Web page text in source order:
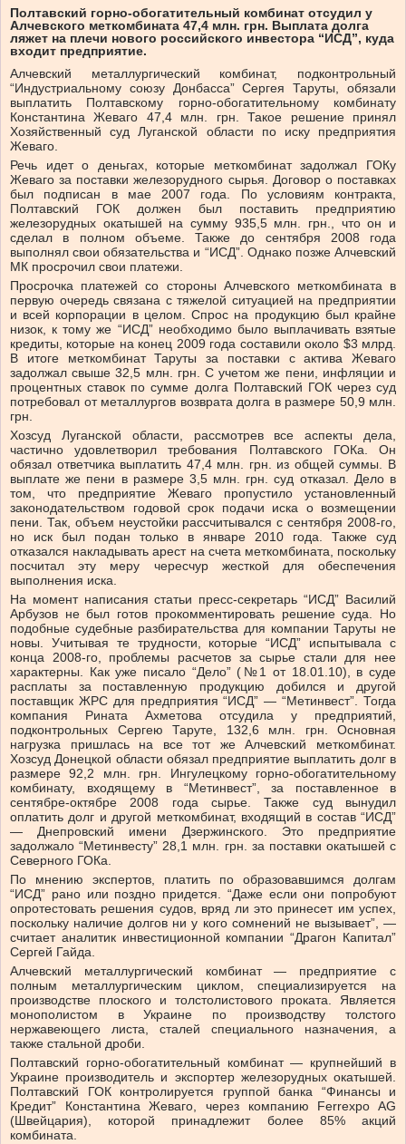
Полтавский горно-обогатительный комбинат отсудил у
Алчевского меткомбината 47,4 млн. грн. Выплата долга
ляжет на плечи нового российского инвестора “ИСД”, куда
входит предприятие.
Алчевский металлургический комбинат, подконтрольный
“Индустриальному союзу Донбасса” Сергея Таруты, обязали
выплатить Полтавскому горно-обогатительному комбинату
Константина Жеваго 47,4 млн. грн. Такое решение принял
Хозяйственный суд Луганской области по иску предприятия
Жеваго.
Речь идет о деньгах, которые меткомбинат задолжал ГОКу
Жеваго за поставки железорудного сырья. Договор о поставках
был подписан в мае 2007 года. По условиям контракта,
Полтавский ГОК должен был поставить предприятию
железорудных окатышей на сумму 935,5 млн. грн., что он и
сделал в полном объеме. Также до сентября 2008 года
выполнял свои обязательства и “ИСД”. Однако позже Алчевский
МК просрочил свои платежи.
Просрочка платежей со стороны Алчевского меткомбината в
первую очередь связана с тяжелой ситуацией на предприятии
и всей корпорации в целом. Спрос на продукцию был крайне
низок, к тому же “ИСД” необходимо было выплачивать взятые
кредиты, которые на конец 2009 года составили около $3 млрд.
В итоге меткомбинат Таруты за поставки с актива Жеваго
задолжал свыше 32,5 млн. грн. С учетом же пени, инфляции и
процентных ставок по сумме долга Полтавский ГОК через суд
потребовал от металлургов возврата долга в размере 50,9 млн.
грн.
Хозсуд Луганской области, рассмотрев все аспекты дела,
частично удовлетворил требования Полтавского ГОКа. Он
обязал ответчика выплатить 47,4 млн. грн. из общей суммы. В
выплате же пени в размере 3,5 млн. грн. суд отказал. Дело в
том, что предприятие Жеваго пропустило установленный
законодательством годовой срок подачи иска о возмещении
пени. Так, объем неустойки рассчитывался с сентября 2008-го,
но иск был подан только в январе 2010 года. Также суд
отказался накладывать арест на счета меткомбината, поскольку
посчитал эту меру чересчур жесткой для обеспечения
выполнения иска.
На момент написания статьи пресс-секретарь “ИСД” Василий
Арбузов не был готов прокомментировать решение суда. Но
подобные судебные разбирательства для компании Таруты не
новы. Учитывая те трудности, которые “ИСД” испытывала с
конца 2008-го, проблемы расчетов за сырье стали для нее
характерны. Как уже писало “Дело” (№1 от 18.01.10), в суде
расплаты за поставленную продукцию добился и другой
поставщик ЖРС для предприятия “ИСД” — “Метинвест”. Тогда
компания Рината Ахметова отсудила у предприятий,
подконтрольных Сергею Таруте, 132,6 млн. грн. Основная
нагрузка пришлась на все тот же Алчевский меткомбинат.
Хозсуд Донецкой области обязал предприятие выплатить долг в
размере 92,2 млн. грн. Ингулецкому горно-обогатительному
комбинату, входящему в “Метинвест”, за поставленное в
сентябре-октябре 2008 года сырье. Также суд вынудил
оплатить долг и другой меткомбинат, входящий в состав “ИСД”
— Днепровский имени Дзержинского. Это предприятие
задолжало “Метинвесту” 28,1 млн. грн. за поставки окатышей с
Северного ГОКа.
По мнению экспертов, платить по образовавшимся долгам
“ИСД” рано или поздно придется. “Даже если они попробуют
опротестовать решения судов, вряд ли это принесет им успех,
поскольку наличие долгов ни у кого сомнений не вызывает”, —
считает аналитик инвестиционной компании “Драгон Капитал”
Сергей Гайда.
Алчевский металлургический комбинат — предприятие с
полным металлургическим циклом, специализируется на
производстве плоского и толстолистового проката. Является
монополистом в Украине по производству толстого
нержавеющего листа, сталей специального назначения, а
также стальной дроби.
Полтавский горно-обогатительный комбинат — крупнейший в
Украине производитель и экспортер железорудных окатышей.
Полтавский ГОК контролируется группой банка “Финансы и
Кредит” Константина Жеваго, через компанию Ferrexpo AG
(Швейцария), которой принадлежит более 85% акций
комбината.